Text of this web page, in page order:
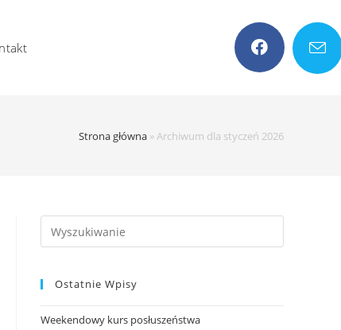
Strona główna » Archiwum dla styczeń 2026
Search
this
Ostatnie Wpisy
Weekendowy kurs posłuszeństwa